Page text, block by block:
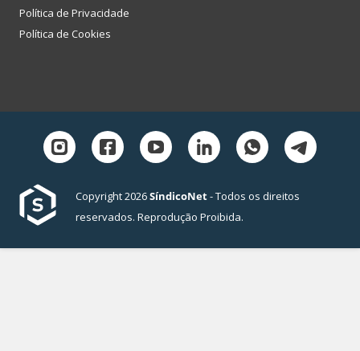
Política de Privacidade
Política de Cookies
Copyright 2026SíndicoNet- Todos os direitos
reservados. Reprodução Proibida.